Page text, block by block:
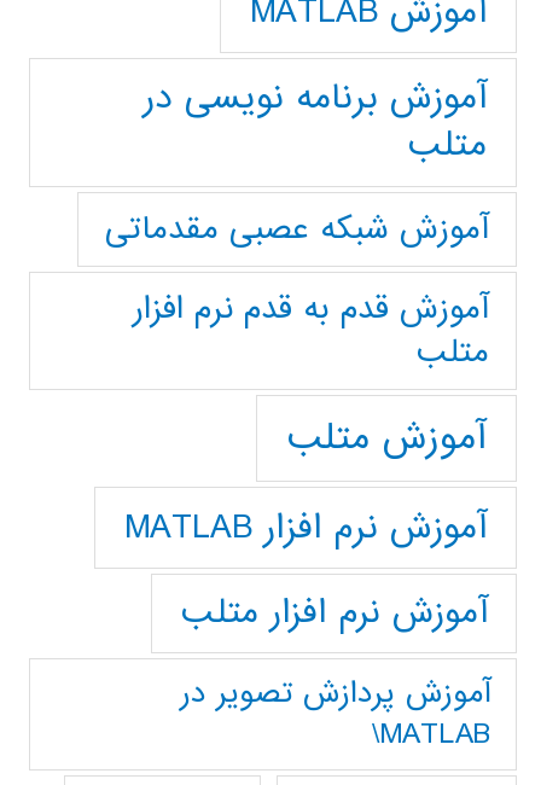
آموزش MATLAB
آموزش برنامه نویسی در
متلب
آموزش شبکه عصبی مقدماتی
آموزش قدم به قدم نرم افزار
متلب
آموزش متلب
آموزش نرم افزار MATLAB
آموزش نرم افزار متلب
آموزش پردازش تصوير در
MATLAB\